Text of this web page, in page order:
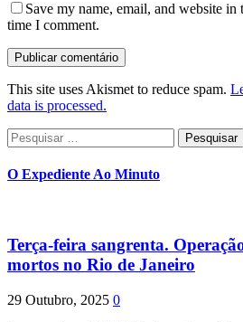
Save my name, email, and website
time I comment.
This site uses Akismet to reduce spam.
data is processed.
Pesquisar
por:
O Expediente Ao Minuto
Terça-feira sangrenta.
mortos no Rio de Janeiro
29 Outubro, 2025 0